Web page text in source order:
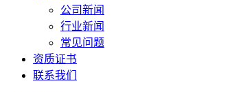
公司新闻
行业新闻
常见问题
资质证书
联系我们